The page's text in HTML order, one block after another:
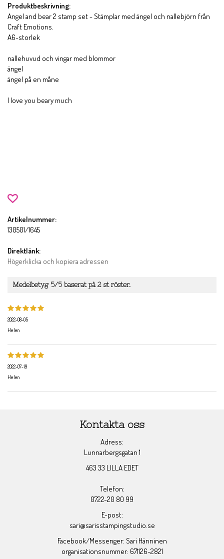
Produktbeskrivning:
Angel and bear 2 stamp set - Stämplar med ängel och nallebjörn från
Craft Emotions.
A6-storlek
nallehuvud och vingar med blommor
ängel
ängel på en måne
I love you beary much
Artikelnummer:
130501/1645
Direktlänk:
Högerklicka och kopiera adressen
Medelbetyg 5/5 baserat på 2 st röster.
2022-08-05
Helen
2022-07-19
Helen
Kontakta oss
Adress:
Lunnarbergsgatan 1
463 33 LILLA EDET
Telefon:
0722-20 80 99
E-post:
sari@sarisstampingstudio.se
Facebook/Messenger: Sari Hänninen
organisationsnummer: 671126-2821